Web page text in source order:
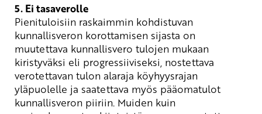
5. Ei tasaverolle
Pienituloisiin raskaimmin kohdistuvan
kunnallisveron korottamisen sijasta on
muutettava kunnallisvero tulojen mukaan
kiristyväksi eli progressiiviseksi, nostettava
verotettavan tulon alaraja köyhyysrajan
yläpuolelle ja saatettava myös pääomatulot
kunnallisveron piiriin. Muiden kuin